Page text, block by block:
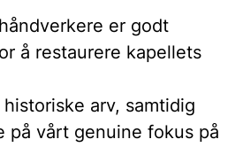
er godt
å restaurere kapellets
arv, samtidig
på vårt genuine fokus på